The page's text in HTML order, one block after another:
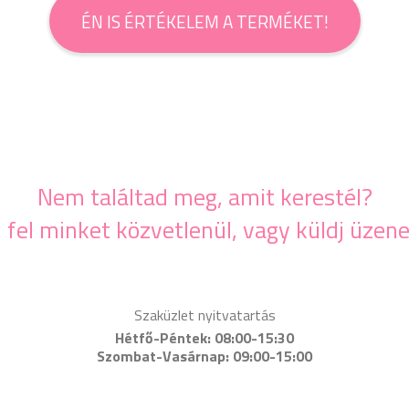
ÉN IS ÉRTÉKELEM A TERMÉKET!
Nem találtad meg, amit kerestél?
fel minket közvetlenül, vagy küldj
Szaküzlet nyitvatartás
Hétfő-Péntek: 08:00-15:30
Szombat-Vasárnap: 09:00-15:00